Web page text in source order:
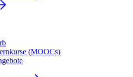
(MOOCs)